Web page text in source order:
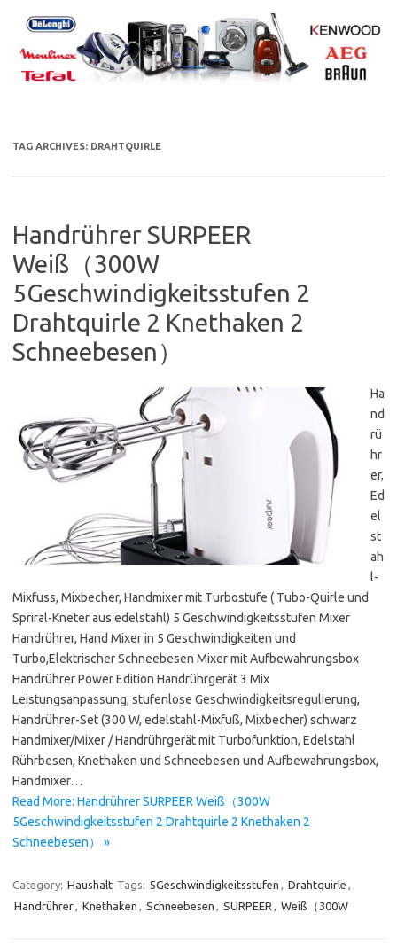
content
TAG ARCHIVES: DRAHTQUIRLE
Handrührer SURPEER
Weiß（300W
5Geschwindigkeitsstufen 2
Drahtquirle 2 Knethaken 2
Schneebesen）
Ha
nd
rü
hr
er,
Ed
el
st
ah
l-
Mixfuss, Mixbecher, Handmixer mit Turbostufe ( Tubo-Quirle und
Spriral-Kneter aus edelstahl) 5 Geschwindigkeitsstufen Mixer
Handrührer, Hand Mixer in 5 Geschwindigkeiten und
Turbo,Elektrischer Schneebesen Mixer mit Aufbewahrungsbox
Handrührer Power Edition Handrührgerät 3 Mix
Leistungsanpassung, stufenlose Geschwindigkeitsregulierung,
Handrührer-Set (300 W, edelstahl-Mixfuß, Mixbecher) schwarz
Handmixer/Mixer / Handrührgerät mit Turbofunktion, Edelstahl
Rührbesen, Knethaken und Schneebesen und Aufbewahrungsbox,
Handmixer…
Read More: Handrührer SURPEER Weiß（300W
5Geschwindigkeitsstufen 2 Drahtquirle 2 Knethaken 2
Schneebesen） »
Category: Haushalt Tags: 5Geschwindigkeitsstufen , Drahtquirle ,
Handrührer, Knethaken , Schneebesen , SURPEER , Weiß（300W